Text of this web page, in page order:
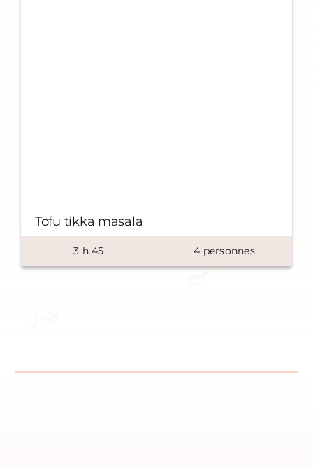
Tofu tikka masala
3 h45 4 personnes